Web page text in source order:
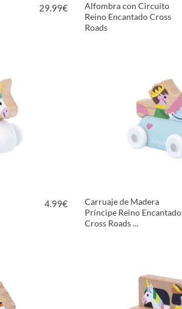
29.99€
Alfombra con Circuito
Reino Encantado Cross
Roads
4.99€
Carruaje de Madera
Príncipe Reino Encantado
Cross Roads ...